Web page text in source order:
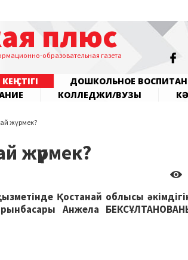
плюс
образовательная газета
ДОШКОЛЬНОЕ
КОЛЛЕДЖИ/ВУЗЫ
жүрмек?
жүрмек?
Қостанай облысы
Анжела